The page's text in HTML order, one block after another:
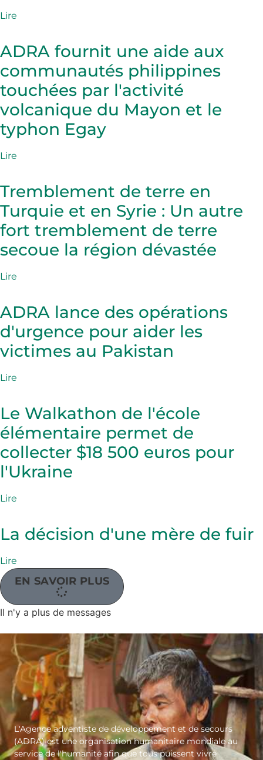
Lire
ADRA fournit une aide aux
communautés philippines
touchées par l'activité
volcanique du Mayon et le
typhon Egay
Lire
Tremblement de terre en
Turquie et en Syrie : Un autre
fort tremblement de terre
secoue la région dévastée
Lire
ADRA lance des opérations
d'urgence pour aider les
victimes au Pakistan
Lire
Le Walkathon de l'école
élémentaire permet de
collecter $18 500 euros pour
l'Ukraine
Lire
La décision d'une mère de fuir
Lire
EN SAVOIR PLUS
Il n'y a plus de messages
L'Agence adventiste de développement et de secours
(ADRA) est une organisation humanitaire mondiale au
service de l'humanité afin que tous puissent vivre